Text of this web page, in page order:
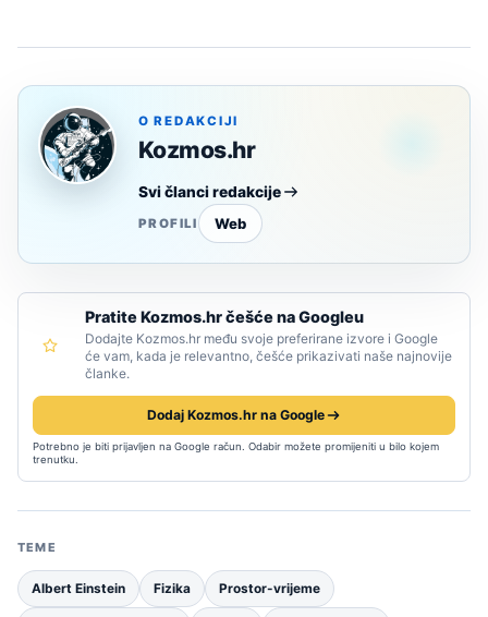
O REDAKCIJI
Kozmos.hr
Svi članci redakcije
PROFILI Web
Pratite Kozmos.hr češće na Googleu
Dodajte Kozmos.hr među svoje preferirane izvore i Google
će vam, kada je relevantno, češće prikazivati naše najnovije
članke.
Dodaj Kozmos.hr na Google
Potrebno je biti prijavljen na Google račun. Odabir možete promijeniti u bilo kojem
trenutku.
TEME
Albert Einstein Fizika Prostor-vrijeme